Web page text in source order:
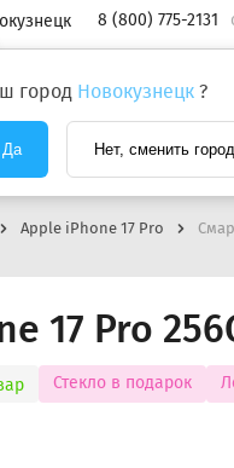
город Новокузнецк ?
Да Нет, сменить город
8 (800) 775-2131
SAMSUNG
Apple iPhone 17 Pro
17 Pro
Стекло в подарок